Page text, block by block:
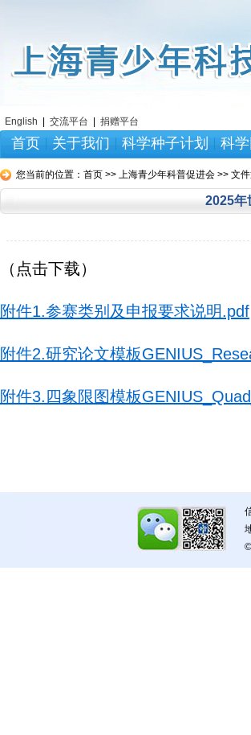
English 交流平台 捐赠平台
首页 关于我们 科学种子计划 科
您当前的位置： 首页 >> 上海青少年科普促进会 >> 文
2025年
（点击下载）
附件1.参赛类别及申报要求说明.pdf
附件2.研究论文模板
附件3.四象限图模板